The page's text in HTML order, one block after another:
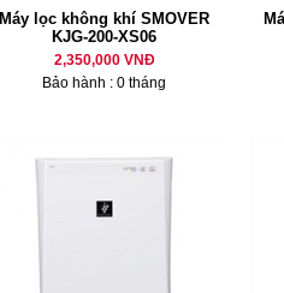
Máy lọc không khí SMOVER
KJG-200-XS06
2,350,000 VNĐ
Bảo hành : 0 tháng